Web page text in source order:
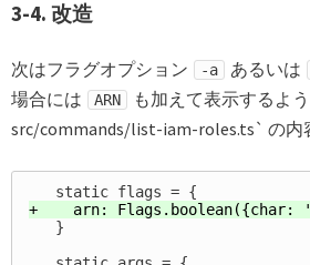
3-4. 改造
次はフラグオプション -a あるいは
場合には
ARN
も加えて表示するよ
src/commands/list-iam-roles.ts` の内
   }